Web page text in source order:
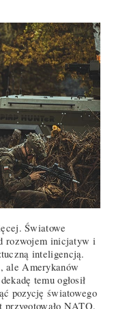
Światowe
rozwojem inicjatyw i
inteligencją.
ale Amerykanów
temu ogłosił
pozycję światowego
NATO.